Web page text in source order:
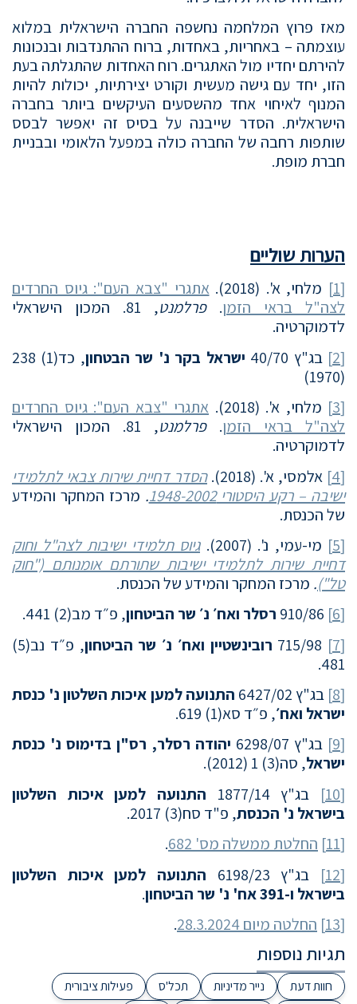
מאז פרוץ המלחמה נחשפה החברה הישראלית במלוא
עוצמתה – באחריות, באחדות, ברוח ההתנדבות ובנכונות
להירתם יחדיו מול האתגרים. רוח האחדות שהתגלתה בעת
הזו, יחד עם גישה מעשית וקורט יצירתיות, יכולות להיות
המנוף לאיחוי אחד מהשסעים העיקשים ביותר בחברה
הישראלית. הסדר שייבנה על בסיס זה יאפשר לבסס
שותפות רחבה של החברה כולה במפעל הלאומי ובבניית
חברת מופת.
הערות שוליים
[1] מלחי, א'. (2018).
אתגרי "צבא העם": גיוס החרדים
לצה"ל בראי הזמן.פרלמנט
, 81. המכון הישראלי
לדמוקרטיה.
[2]
בג"ץ 40/70 ישראל בקר נ' שר הבטחון
, כד(1) 238
(1970)
[3]
מלחי, א'. (2018).
אתגרי "צבא העם": גיוס החרדים
לצה"ל בראי הזמן.פרלמנט
, 81. המכון הישראלי
לדמוקרטיה.
[4]
אלמסי, א'. (2018).
הסדר דחיית שירות צבאי לתלמידי
ישיבה – רקע היסטורי 1948-2002
. מרכז המחקר והמידע
של הכנסת.
[5]
מי-עמי, נ'. (2007).
גיוס תלמידי ישיבות לצה"ל וחוק
דחיית שירות לתלמידי ישיבות שתורתם אומנותם ("חוק
טל"). מרכז המחקר והמידע של הכנסת.
[6]
רסלר ואח׳ נ׳ שר הביטחון, פ״ד מב(2) 441.
[7]
רובינשטיין ואח׳ נ׳ שר הביטחון
, פ״ד נב(5)
481.
[8]
בג"ץ 6427/02
התנועה למען איכות השלטון נ' כנסת
ישראל ואח׳, פ״ד סא(1) 619.
[9]
בג"ץ 6298/07
יהודה רסלר, רס"ן בדימוס נ' כנסת
ישראל, סה(3) 1 (2012).
[10]
בג"ץ 1877/14
התנועה למען איכות השלטון
בישראל נ' הכנסת, פ"ד סח(3) 2017.
[11]
החלטת ממשלה מס' 682
.
[12]
בג"ץ 6198/23
התנועה למען איכות השלטון
בישראל ו-391 אח' נ' שר הביטחון
.
[13]
החלטה מיום 28.3.2024‏ ‏.
תגיות נוספות
חוות דעת נייר מדיניות תכל'ס
פעילות ציבורית